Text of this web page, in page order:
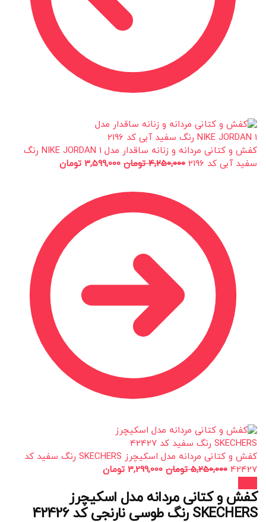
کفش و کتانی مردانه و زنانه ساقدار مدل NIKE JORDAN 1 رنگ
سفید آبی کد 2196
4,250,000 تومان 3,599,000 تومان
کفش و کتانی مردانه مدل اسکیچرز SKECHERS رنگ سفید کد
42427
5,250,000 تومان 3,299,000 تومان
کفش و کتانی مردانه مدل اسکیچرز
SKECHERS رنگ طوسی نارنجی کد 42426